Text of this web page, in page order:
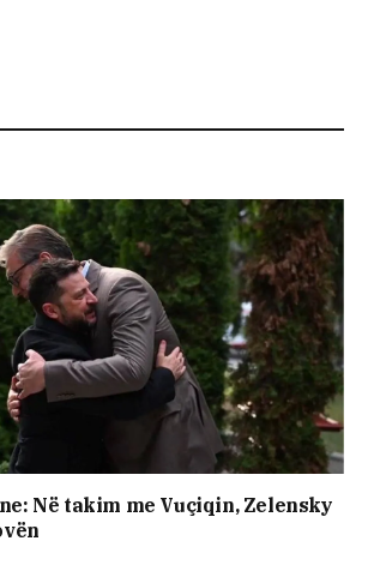
Në takim me Vuçiqin, Zelensky